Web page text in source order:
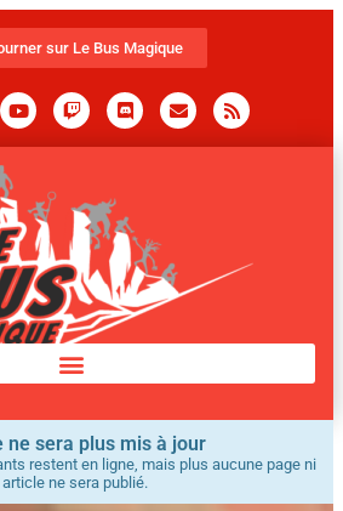
sur Le Bus Magique
ne sera plus mis à jour
restent en ligne, mais plus aucune page ni
article ne sera publié.